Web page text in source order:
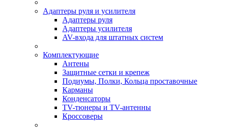
Адаптеры руля и усилителя
Адаптеры руля
Адаптеры усилителя
AV-входа для штатных систем
Комплектующие
Антены
Защитные сетки и крепеж
Подиумы, Полки, Кольца проставочные
Карманы
Конденсаторы
TV-тюнеры и TV-антенны
Кроссоверы